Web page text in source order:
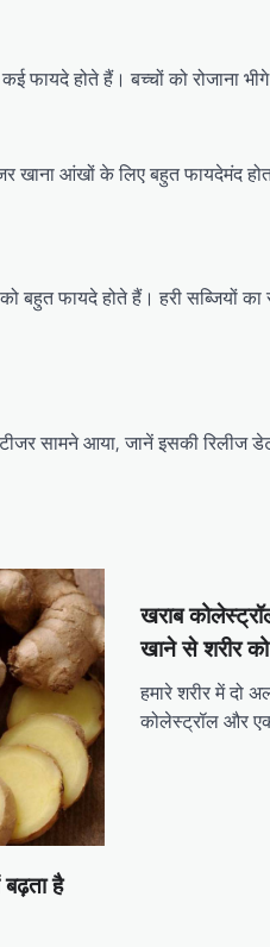
फायदे होते हैं। बच्चों को रोजाना
आंखों के लिए बहुत फायदेमंद
बहुत फायदे होते हैं। हरी सब्जियों
सामने आया, जानें इसकी रिलीज
बढ़ता है
खराब
खाने से शरीर को
हमारे शरीर में दो
कोलेस्ट्रॉल और